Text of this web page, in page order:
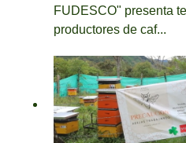
FUDESCO" presenta
productores de caf...